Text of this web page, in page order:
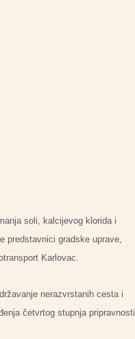
soli, kalcijevog klorida i
predstavnici gradske uprave,
Karlovac.
nerazvrstanih cesta i
četvrtog stupnja pripravnosti